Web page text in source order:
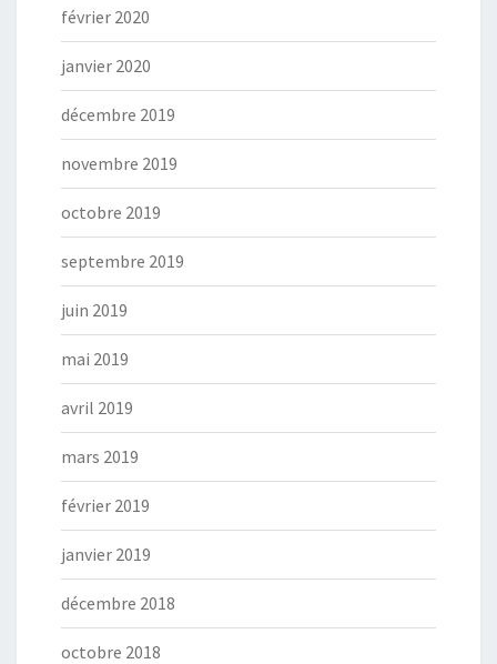
février 2020
janvier 2020
décembre 2019
novembre 2019
octobre 2019
septembre 2019
juin 2019
mai 2019
avril 2019
mars 2019
février 2019
janvier 2019
décembre 2018
octobre 2018